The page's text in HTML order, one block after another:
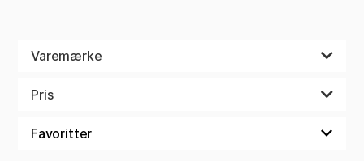
Varemærke
Pris